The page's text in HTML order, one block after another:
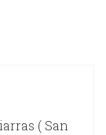
( San